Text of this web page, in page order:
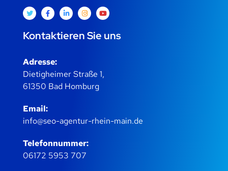
Kontaktieren Sie uns
Adresse:
Dietigheimer Straße 1,
61350 Bad Homburg
Email:
info@seo-agentur-rhein-main.de
Telefonnummer:
06172 5953 707